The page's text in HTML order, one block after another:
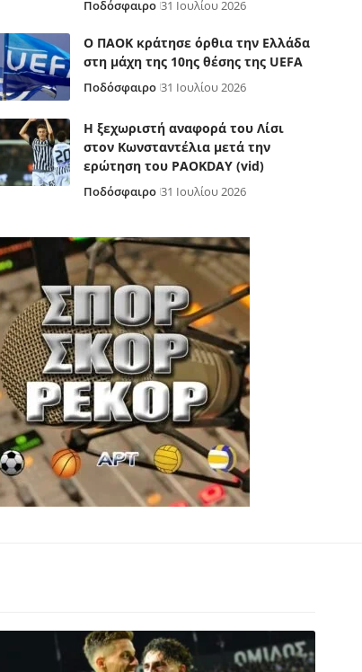
Ποδόσφαιρο 31 Ιουλίου 2026
Ο ΠΑΟΚ κράτησε όρθια την Ελλάδα
στη μάχη της 10ης θέσης της UEFA
Ποδόσφαιρο 31 Ιουλίου 2026
Η ξεχωριστή αναφορά του Λίσι
στον Κωνσταντέλια μετά την
ερώτηση του PAOKDAY (vid)
Ποδόσφαιρο 31 Ιουλίου 2026